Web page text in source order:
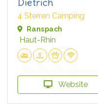
4 Sterren Camping
Ranspach
Haut-Rhin
Website